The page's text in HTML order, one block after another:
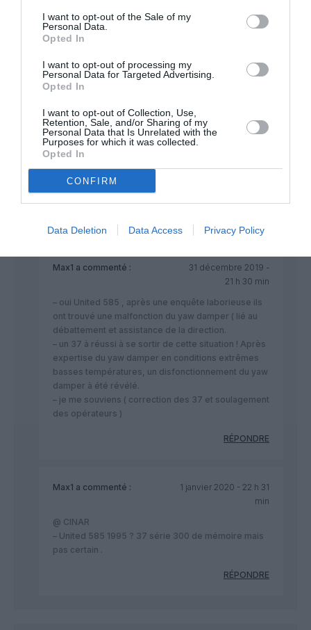
I want to opt-out of the Sale of my
Personal Data.
Opted In
I want to opt-out of processing my
Personal Data for Targeted Advertising.
Opted In
I want to opt-out of Collection, Use,
Retention, Sale, and/or Sharing of my
Personal Data that Is Unrelated with the
Purposes for which it was collected.
Opted In
CONFIRM
Data Deletion Data Access Privacy Policy
Cinar Oguzhana commenté :
31 décembre 2019 - 18 h
27 min
avait un problème avec la gouverne de direction des 737, le
vol 585 de united et celui de Usair et dans les deux cas c’était
un problème du servovalve qui bloquait la gouverne de
direction.
Avec moins de technologie boeing a réussis a régler le
problème donc je pense que le 737 MAx va pouvoir revoler
Max1 a commenté :
31 décembre 2019 -
21 h 30 min
– oui United 585 , après une enquête laborieuse ils
ont trouvé une malfonction du yaw damper ( lié au
débattement et assistance de la direction.
– un 37 à réussi à se sortir de cette situation ! Après
expertise du yaw damper en conditions extrêmes
basses températures, un disfonctionnement du yaw
damper à été révélé.
– je me souviens ( correction des 37 et soulagement
des opérateurs )
RÉPONDRE
Max1 a commenté :
1 janvier 2020 - 22 h 31
min
@ CINAR
– United 585 1995 ? 37 série 300 de mémoire mais
pas certain .
RÉPONDRE